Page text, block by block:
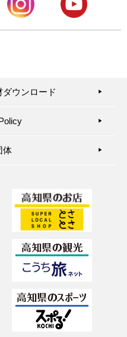
ウンロード ▶︎
▶︎
体 ▶︎